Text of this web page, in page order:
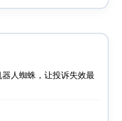
人蜘蛛，让投诉失效最